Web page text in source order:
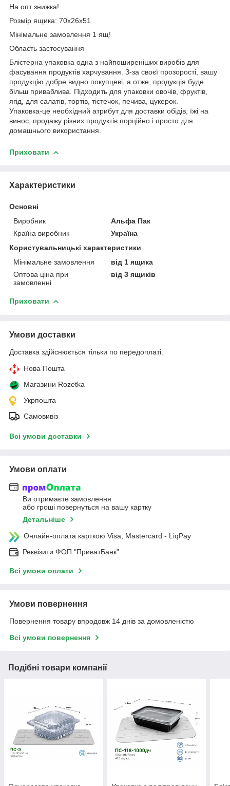
На опт знижка!
Розмір ящика: 70х26х51
Мінімальне замовлення 1 ящ!
Область застосування
Блістерна упаковка одна з найпоширеніших виробів для
фасування продуктів харчування. З-за своєї прозорості, вашу
продукцію добре видно покупцеві, а отже, продукція буде
більш приваблива. Підходить для упаковки овочів, фруктів,
ягід, для салатів, тортів, тістечок, печива, цукерок.
Упаковка-це необхідний атрибут для доставки обідів, їжі на
винос, продажу різних продуктів порційно і просто для
домашнього використання.
Приховати
Характеристики
Основні
Виробник
Альфа Пак
Країна виробник
Україна
Користувальницькі характеристики
Мінімальне замовлення
від 1 ящика
Оптова ціна при
замовленні
від 3 ящиків
Приховати
Умови доставки
Доставка здійснюється тільки по передоплаті.
Нова Пошта
Магазини Rozetka
Укрпошта
Самовивіз
Всі умови доставки
Умови оплати
Ви отримаєте замовлення
або гроші повернуться на вашу картку
Детальніше
Онлайн-оплата карткою Visa, Mastercard - LiqPay
Реквізити ФОП "ПриватБанк"
Всі умови оплати
Умови повернення
Повернення товару впродовж 14 днів за домовленістю
Всі умови повернення
Подібні товари компанії